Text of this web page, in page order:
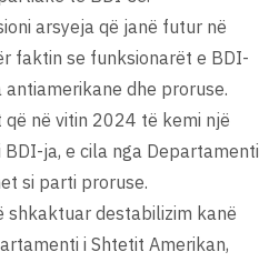
arsyeja që janë futur në
faktin se funksionarët e BDI-
dhe proruse.
në vitin 2024 të kemi një
ja, e cila nga Departamenti
si parti proruse.
shkaktuar destabilizim kanë
i Shtetit Amerikan,